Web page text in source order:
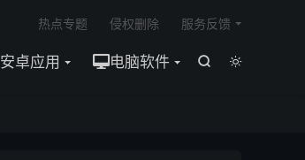


安卓应用 电脑软件
热点专题 侵权删除 服务反馈